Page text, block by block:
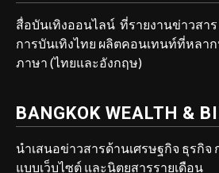
สื่อบันเทิงออนไลน์ ที่รายงานข่าวสา
การบันเทิงไทย ผลิตคอนเทนท์ที่หลา
ภาษา (ไทยและอังกฤษ)
BANGKOK WEALTH &
นำเสนอข่าวสารด้านเศรษฐกิจ ธุรกิจ
แบบเว็บไซต์ และนิตยสารรายเดือน